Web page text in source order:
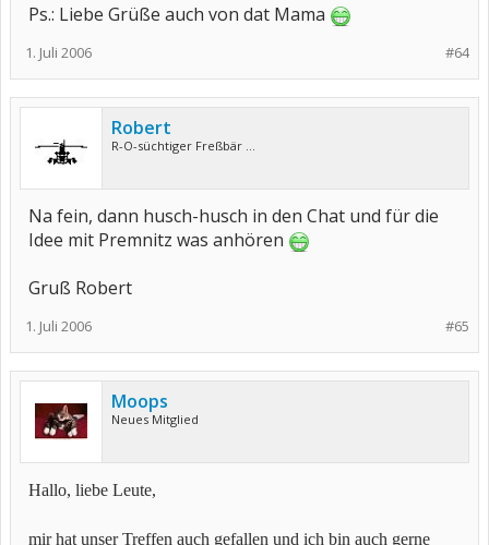
Ps.: Liebe Grüße auch von dat Mama
#64
1. Juli 2006
Robert
R-O-süchtiger Freßbär ...
Na fein, dann husch-husch in den Chat und für die
Idee mit Premnitz was anhören
Gruß Robert
#65
1. Juli 2006
Moops
Neues Mitglied
Hallo, liebe Leute,
mir hat unser Treffen auch gefallen und ich bin auch gerne